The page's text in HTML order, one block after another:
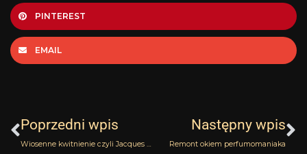
PINTEREST
EMAIL
Poprzedni wpis
Wiosenne kwitnienie czyli Jacques Battini Diamond Spark i Blue
Następny wpis
Remont okiem perfumomaniaka